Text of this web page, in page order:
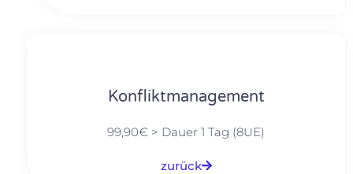
Konfliktmanagement
99,90€ > Dauer 1 Tag (8UE)
zurück